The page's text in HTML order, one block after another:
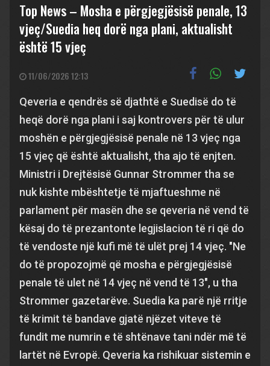
Top News – Mosha e përgjegjësisë penale, 13
vjeç/Suedia heq dorë nga plani, aktualisht
është 15 vjeç
11/06/2026 12:13
Qeveria e qendrës së djathtë e Suedisë do të
heqë dorë nga plani i saj kontrovers për të ulur
moshën e përgjegjësisë penale në 13 vjeç nga
15 vjeç që është aktualisht, tha ajo të enjten.
Ministri i Drejtësisë Gunnar Strommer tha se
nuk kishte mbështetje të mjaftueshme në
parlament për masën dhe se qeveria në vend të
kësaj do të prezantonte legjislacion të ri që do
të vendoste një kufi më të ulët prej 14 vjeç. "Ne
do të propozojmë që mosha e përgjegjësisë
penale të ulet në 14 vjeç në vend të 13", u tha
Strommer gazetarëve. Suedia ka parë një rritje
të krimit të bandave gjatë njëzet viteve të
fundit me numrin e të shtënave tani ndër më të
lartët në Evropë. Qeveria ka rishikuar sistemin e